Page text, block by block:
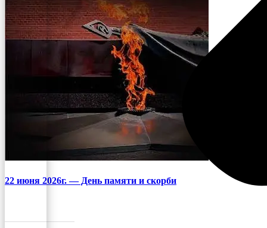
22 июня 2026г. — День памяти и скорби